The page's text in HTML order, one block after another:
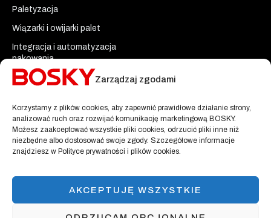
Zarządzaj zgodami
Korzystamy z plików cookies, aby zapewnić prawidłowe działanie strony,
analizować ruch oraz rozwijać komunikację marketingową BOSKY.
Możesz zaakceptować wszystkie pliki cookies, odrzucić pliki inne niż
niezbędne albo dostosować swoje zgody. Szczegółowe informacje
znajdziesz w Polityce prywatności i plików cookies.
AKCEPTUJĘ WSZYSTKIE
Paletyzacja
Wiązarki i owijarki palet
Integracja i automatyzacja
pakowania
Maszyny używane i modele
© 2026